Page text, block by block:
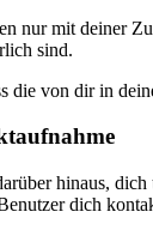
nur mit deiner
sind.
die von dir in
hinaus,
dich